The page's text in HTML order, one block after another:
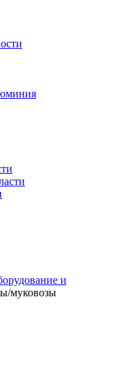
и
муковозы